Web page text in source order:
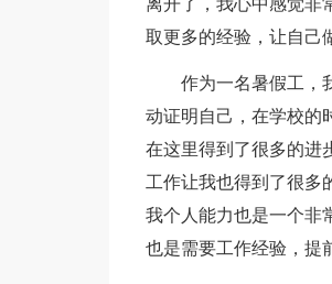
离开了，我心中感觉非
取更多的经验，让自己
作为一名暑假工，
动证明自己，在学校的
在这里得到了很多的进
工作让我也得到了很多
我个人能力也是一个非
也是需要工作经验，提